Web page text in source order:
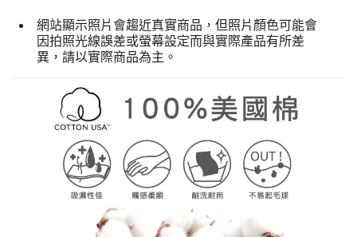
網站顯示照片會趨近真實商品，但照片顏色可能會
因拍照光線誤差或螢幕設定而與實際產品有所差
異，請以實際商品為主。